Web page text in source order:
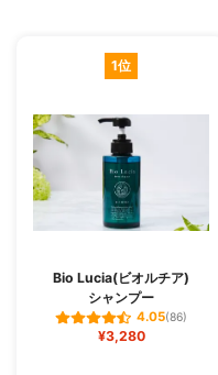
1位
Bio Lucia(ビオルチア)
シャンプー
4.05(86)
¥3,280